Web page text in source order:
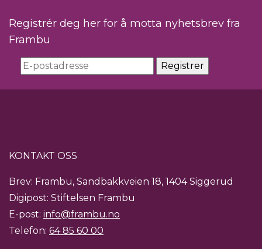
Registrér deg her for å motta nyhetsbrev fra
Frambu
KONTAKT OSS
Brev: Frambu, Sandbakkveien 18, 1404 Siggerud
Digipost: Stiftelsen Frambu
E-post: info@frambu.no
Telefon: 64 85 60 00